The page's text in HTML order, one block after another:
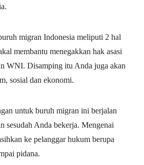
migran Indonesia meliputi 2 hal
membantu menegakkan hak asasi
WNI. Disamping itu Anda juga akan
sosial dan ekonomi.
untuk buruh migran ini berjalan
sesudah Anda bekerja. Mengenai
ke pelanggar hukum berupa
pidana.